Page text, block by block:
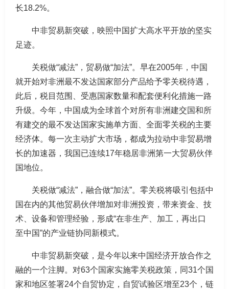
长18.2%。
中非贸易新突破，映照中国扩大高水平开放的坚实
足迹。
关税做“减法”，贸易做“加法”。早在2005年，中国
就开始对非洲最不发达国家部分产品给予零关税待遇，
此后，税目范围、受惠国家数量和配套便利化措施一路
升级。今年，中国成为全球首个对所有非洲建交国和所
有建交的最不发达国家实施单方面、全面零关税的主要
经济体。每一次主动扩大市场，都成为拉动中非贸易增
长的加速器，我国已连续17年稳居非洲第一大贸易伙伴
国地位。
关税做“减法”，融合做“加法”。零关税将吸引包括中
国在内的其他贸易伙伴增加对非洲投资，带来资金、技
术、设备和管理经验，形成“在非生产、加工，再出口
至中国”的产业链协同新模式。
中非贸易新突破，是今年以来中国经济开放合作之
融的一个注脚。对63个国家实施零关税政策，同31个国
家和地区签署24个自贸协定，自贸试验区增至23个，链